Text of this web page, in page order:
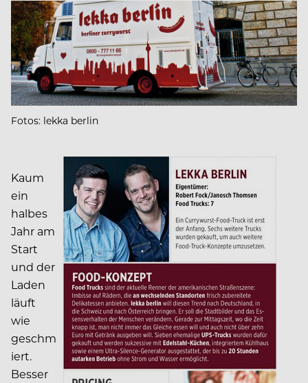
Fotos: lekka berlin
Kaum
ein
halbes
Jahr am
Start
und der
Laden
läuft
wie
geschm
iert.
Besser